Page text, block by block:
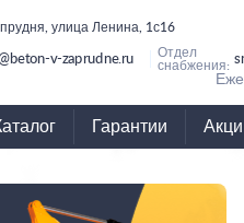
улица Ленина, 1с16
v-zaprudne.ru
Отдел
снабжения:
Гарантии